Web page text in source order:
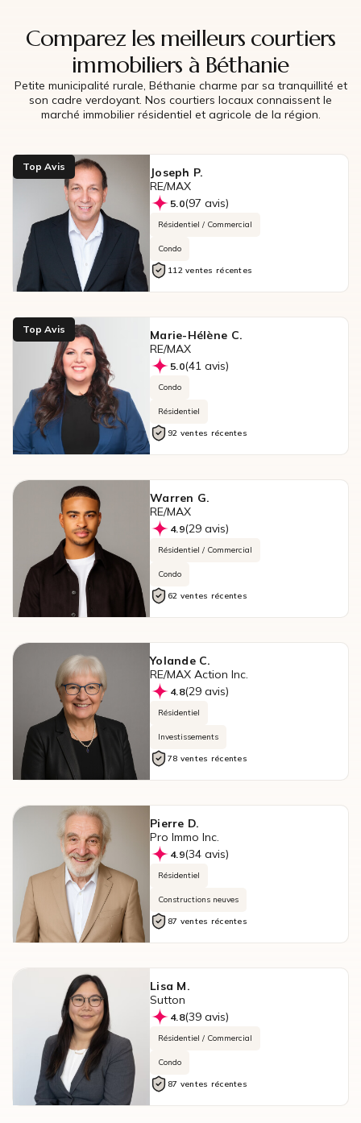
Comparez les meilleurs courtiers
immobiliers à Béthanie
Petite municipalité rurale, Béthanie charme par sa tranquillité et
son cadre verdoyant. Nos courtiers locaux connaissent le
marché immobilier résidentiel et agricole de la région.
Joseph P.
RE/MAX
5.0(97 avis)
Résidentiel / Commercial
Condo
112 ventes récentes
Top Avis
Marie-Hélène C.
RE/MAX
5.0(41 avis)
Condo
Résidentiel
92 ventes récentes
Top Avis
Warren G.
RE/MAX
4.9(29 avis)
Résidentiel / Commercial
Condo
62 ventes récentes
Yolande C.
RE/MAX Action Inc.
4.8(29 avis)
Résidentiel
Investissements
78 ventes récentes
Pierre D.
Pro Immo Inc.
4.9(34 avis)
Résidentiel
Constructions neuves
87 ventes récentes
Lisa M.
Sutton
4.8(39 avis)
Résidentiel / Commercial
Condo
87 ventes récentes